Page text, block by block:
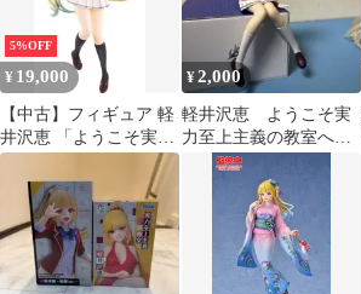
5%OFF
¥ 19,000
【中古】フィギュア 軽
井沢恵 「ようこそ実力
至上主義の教室へ」
KDcolle 1/7 プラスチッ
ク製塗装済み完成品
¥2,000
軽井沢恵 ようこそ実
力至上主義の教室へ
フィギュア